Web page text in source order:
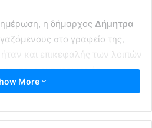
η δήμαρχος Δήμητρα
στο γραφείο της,
και επικεφαλής των λοιπών
τους ενημέρωσε ότι
συνεδρίαση της Οικονομικής
η σύγκληση των
More